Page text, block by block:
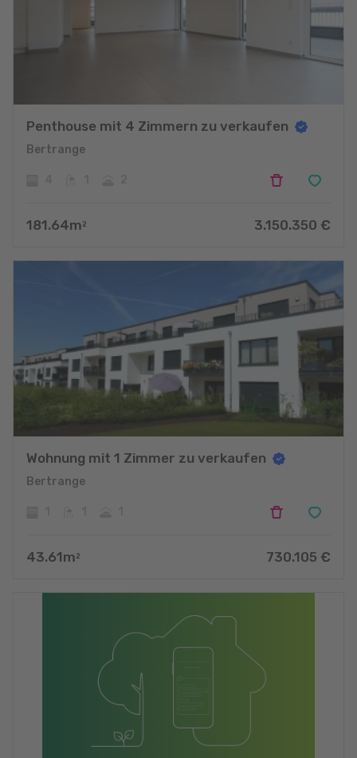
Penthouse mit 4 Zimmern zu verkaufen
Bertrange
181.64m 2 3.150.350 €
Wohnung mit 1 Zimmer zu verkaufen
Bertrange
43.61m 2 730.105 €